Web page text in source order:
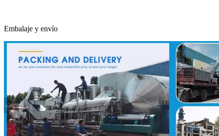
Embalaje y envío